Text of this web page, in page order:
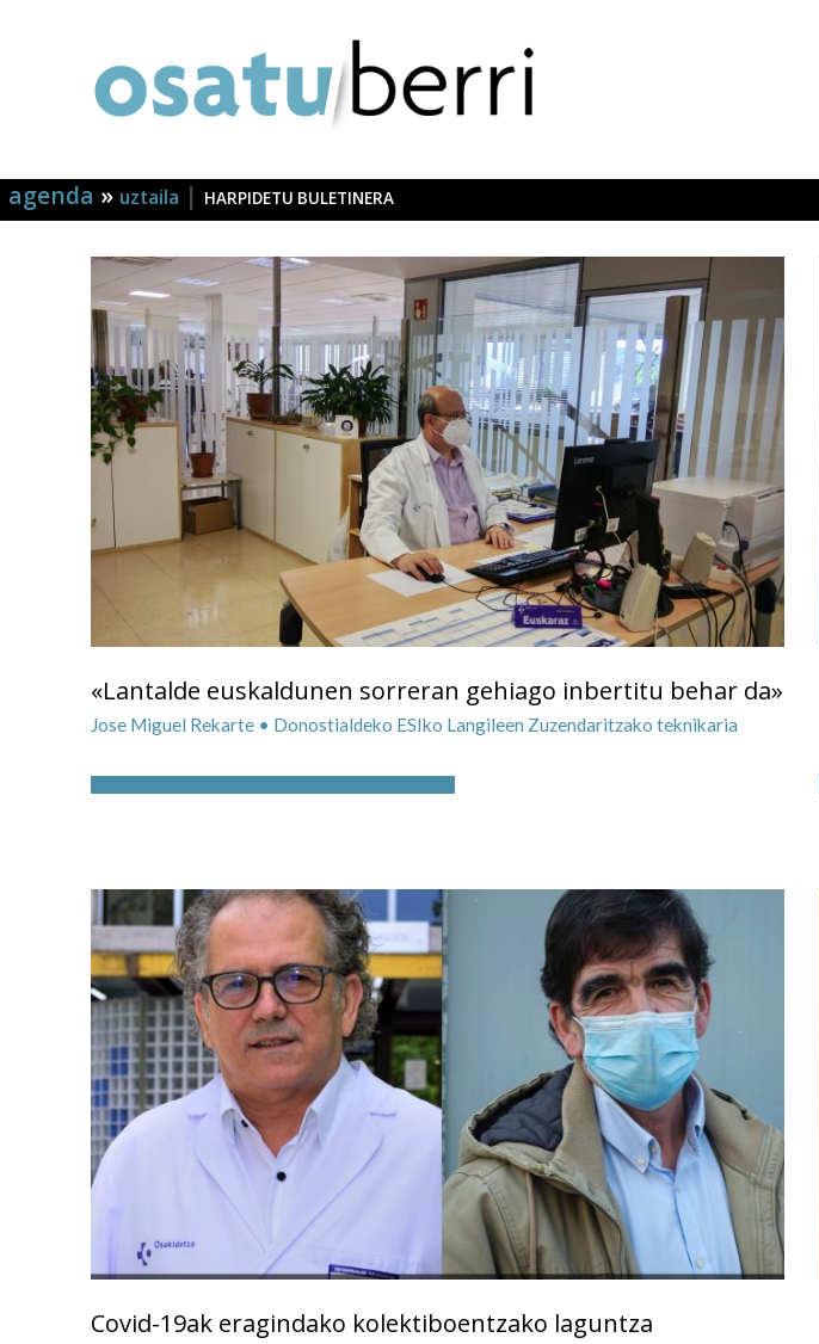
agenda » uztaila | HARPIDETU BULETINERA
«Lantalde euskaldunen sorreran gehiago inbertitu behar da»
Jose Miguel Rekarte • Donostialdeko ESIko Langileen Zuzendaritzako teknikaria
Covid-19ak eragindako kolektiboentzako laguntza